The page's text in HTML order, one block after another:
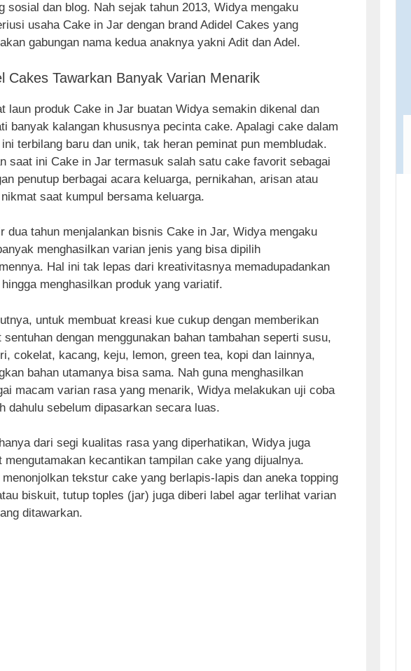
sosial dan blog. Nah sejak tahun 2013, Widya mengaku
usaha Cake in Jar dengan brand Adidel Cakes yang
gabungan nama kedua anaknya yakni Adit dan Adel.
Cakes Tawarkan Banyak Varian Menarik
laun produk Cake in Jar buatan Widya semakin dikenal dan
banyak kalangan khususnya pecinta cake. Apalagi cake dalam
terbilang baru dan unik, tak heran peminat pun membludak.
saat ini Cake in Jar termasuk salah satu cake favorit sebagai
penutup berbagai acara keluarga, pernikahan, arisan atau
saat kumpul bersama keluarga.
dua tahun menjalankan bisnis Cake in Jar, Widya mengaku
menghasilkan varian jenis yang bisa dipilih
Hal ini tak lepas dari kreativitasnya memadupadankan
hingga menghasilkan produk yang variatif.
untuk membuat kreasi kue cukup dengan memberikan
sentuhan dengan menggunakan bahan tambahan seperti susu,
cokelat, kacang, keju, lemon, green tea, kopi dan lainnya,
bahan utamanya bisa sama. Nah guna menghasilkan
macam varian rasa yang menarik, Widya melakukan uji coba
dahulu sebelum dipasarkan secara luas.
dari segi kualitas rasa yang diperhatikan, Widya juga
mengutamakan kecantikan tampilan cake yang dijualnya.
menonjolkan tekstur cake yang berlapis-lapis dan aneka topping
biskuit, tutup toples (jar) juga diberi label agar terlihat varian
ditawarkan.